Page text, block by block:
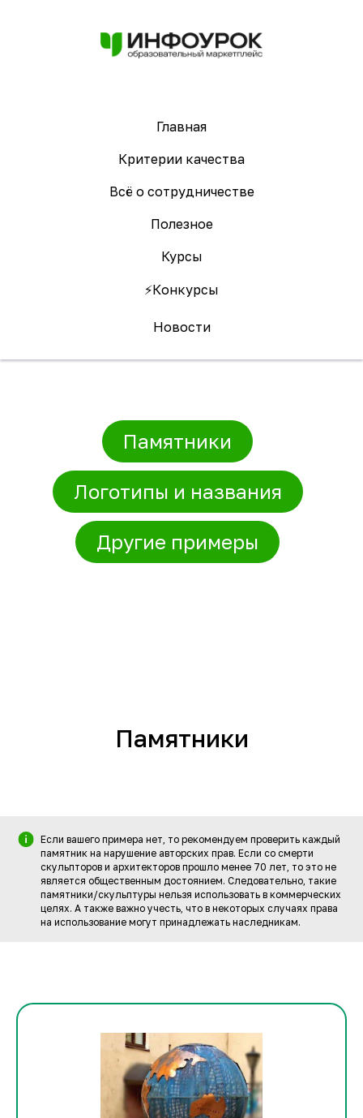
Главная
Критерии качества
Всё о сотрудничестве
Полезное
Курсы
⚡️Конкурсы
Новости
Памятники
Логотипы и названия
Другие примеры
Памятники
Если вашего примера нет, то рекомендуем проверить каждый
памятник на нарушение авторских прав. Если со смерти
скульпторов и архитекторов прошло менее 70 лет, то это не
является общественным достоянием. Следовательно, такие
памятники/скульптуры нельзя использовать в коммерческих
целях. А также важно учесть, что в некоторых случаях права
на использование могут принадлежать наследникам.